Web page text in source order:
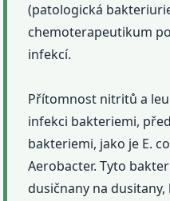
(patologická
chemoterapeutikum
infekcí.
Přítomnost nitritů a
infekci bakteriemi,
bakteriemi, jako je E.
Aerobacter. Tyto
dusičnany na